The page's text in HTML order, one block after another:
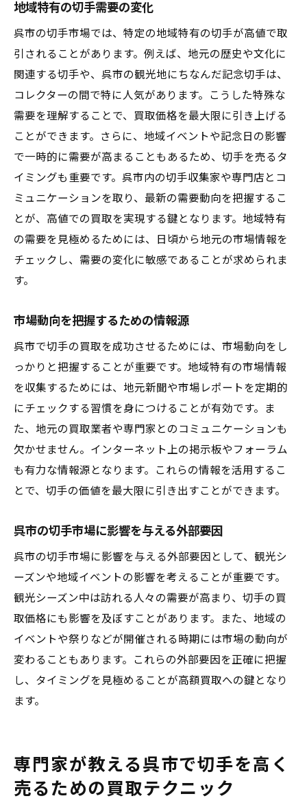
地域特有の切手需要の変化
呉市の切手市場では、特定の地域特有の切手が高値で取
引されることがあります。例えば、地元の歴史や文化に
関連する切手や、呉市の観光地にちなんだ記念切手は、
コレクターの間で特に人気があります。こうした特殊な
需要を理解することで、買取価格を最大限に引き上げる
ことができます。さらに、地域イベントや記念日の影響
で一時的に需要が高まることもあるため、切手を売るタ
イミングも重要です。呉市内の切手収集家や専門店とコ
ミュニケーションを取り、最新の需要動向を把握するこ
とが、高値での買取を実現する鍵となります。地域特有
の需要を見極めるためには、日頃から地元の市場情報を
チェックし、需要の変化に敏感であることが求められま
す。
市場動向を把握するための情報源
呉市で切手の買取を成功させるためには、市場動向をし
っかりと把握することが重要です。地域特有の市場情報
を収集するためには、地元新聞や市場レポートを定期的
にチェックする習慣を身につけることが有効です。ま
た、地元の買取業者や専門家とのコミュニケーションも
欠かせません。インターネット上の掲示板やフォーラム
も有力な情報源となります。これらの情報を活用するこ
とで、切手の価値を最大限に引き出すことができます。
呉市の切手市場に影響を与える外部要因
呉市の切手市場に影響を与える外部要因として、観光シ
ーズンや地域イベントの影響を考えることが重要です。
観光シーズン中は訪れる人々の需要が高まり、切手の買
取価格にも影響を及ぼすことがあります。また、地域の
イベントや祭りなどが開催される時期には市場の動向が
変わることもあります。これらの外部要因を正確に把握
し、タイミングを見極めることが高額買取への鍵となり
ます。
専門家が教える呉市で切手を高く
売るための買取テクニック